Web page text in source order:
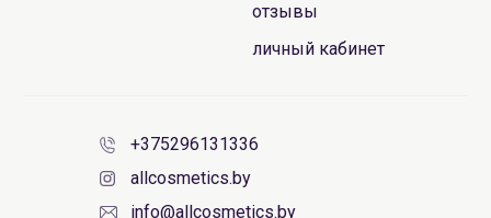
отзывы
личный кабинет
+375296131336
allcosmetics.by
info@allcosmetics.by